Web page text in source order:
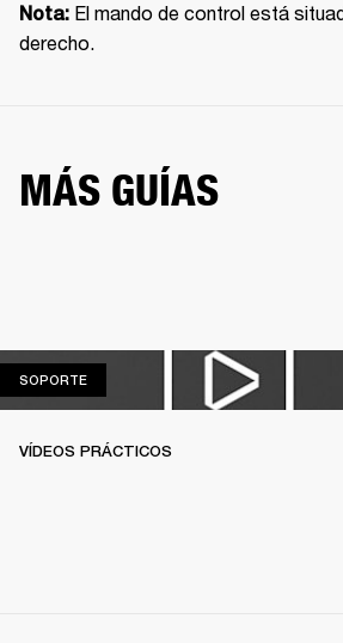
Nota: El mando de control está
derecho.
MÁS GUÍAS
SOPORTESOPORTE
VÍDEOS PRÁCTICOS